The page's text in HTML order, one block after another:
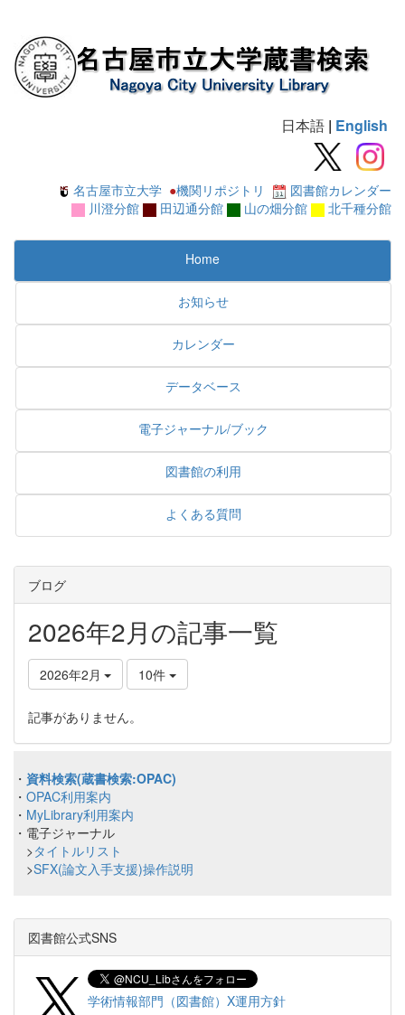
日本語 | English
名古屋市立大学 ●機関リポジトリ
図書館カレンダー
川澄分館
田辺通分館 山の畑分館 北千種分館
Home
お知らせ
カレンダー
データベース
電子ジャーナル/ブック
図書館の利用
よくある質問
ブログ
2026年2月の記事一覧
2026年2月 10件
記事がありません。
・ 資料検索(蔵書検索:OPAC)
・ OPAC利用案内
・ MyLibrary利用案内
・電子ジャーナル
>タイトルリスト
>SFX(論文入手支援)操作説明
図書館公式SNS
学術情報部門（図書館）X運用方針